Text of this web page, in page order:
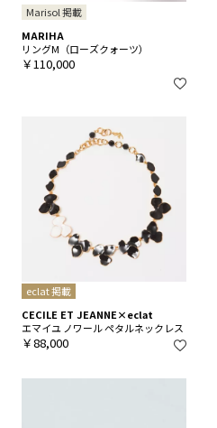
Marisol 掲載
MARIHA
リングM（ローズクォーツ）
￥110,000
eclat 掲載
CECILE ET JEANNE×eclat
エマイユ ノワール ペタルネックレス
￥88,000